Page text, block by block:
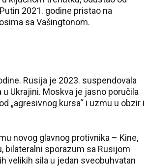
2021. godine pristao na
sa Vašingtonom.
Rusija je 2023. suspendovala
Ukrajini. Moskva je jasno poručila
„agresivnog kursa“ i uzmu u obzir i
novog glavnog protivnika – Kine,
bilateralni sporazum sa Rusijom
velikih sila u jedan sveobuhvatan